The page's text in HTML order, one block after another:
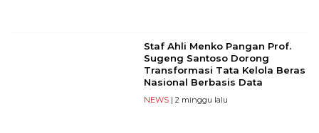
Staf Ahli Menko Pangan Prof.
Sugeng Santoso Dorong
Transformasi Tata Kelola Beras
Nasional Berbasis Data
NEWS| 2 minggu lalu